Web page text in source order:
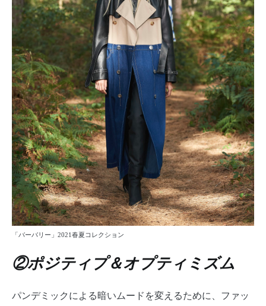
「バーバリー」2021春夏コレクション
②ポジティプ＆オプティミズム
パンデミックによる暗いムードを変えるために、ファッ